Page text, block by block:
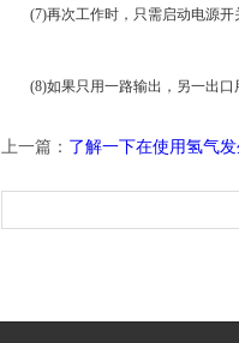
(7)再次工作时，只需启动电源开
(8)如果只用一路输出，另一出口
上一篇： 了解一下在使用氢气